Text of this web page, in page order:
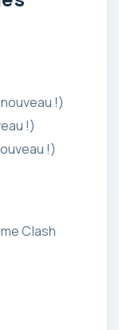
!)
!)
!)
Clash